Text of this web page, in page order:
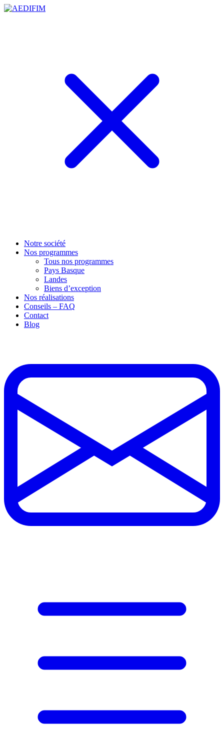
Notre société
Nos programmes
Tous nos programmes
Pays Basque
Landes
Biens d’exception
Nos réalisations
Conseils – FAQ
Contact
Blog